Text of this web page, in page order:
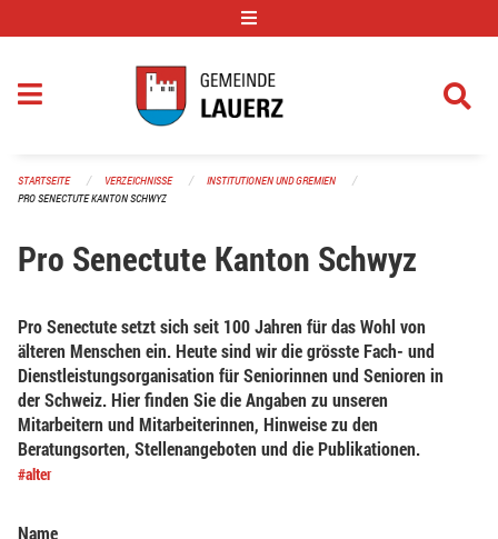
STARTSEITE VERZEICHNISSE
INSTITUTIONEN UND GREMIEN
PRO SENECTUTE KANTON SCHWYZ
Pro Senectute Kanton Schwyz
Pro Senectute setzt sich seit 100 Jahren für das Wohl von
älteren Menschen ein. Heute sind wir die grösste Fach- und
Dienstleistungsorganisation für Seniorinnen und Senioren in
der Schweiz. Hier finden Sie die Angaben zu unseren
Mitarbeitern und Mitarbeiterinnen, Hinweise zu den
Beratungsorten, Stellenangeboten und die Publikationen.
#alter
Name